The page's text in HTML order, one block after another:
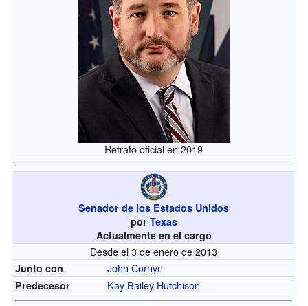
Retrato oficial en 2019
Senador de los Estados Unidos
por Texas
Actualmente en el cargo
Desde el 3 de enero de 2013
Junto con John Cornyn
Predecesor Kay Bailey Hutchison